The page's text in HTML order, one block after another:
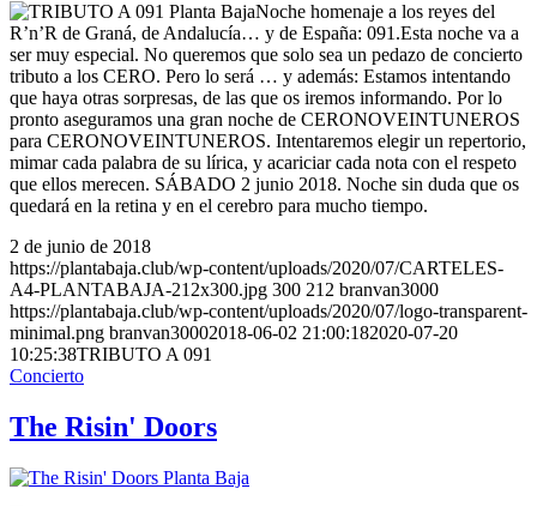
Noche homenaje a los reyes del
R’n’R de Graná, de Andalucía… y de España: 091.Esta noche va a
ser muy especial. No queremos que solo sea un pedazo de concierto
tributo a los CERO. Pero lo será … y además: Estamos intentando
que haya otras sorpresas, de las que os iremos informando. Por lo
pronto aseguramos una gran noche de CERONOVEINTUNEROS
para CERONOVEINTUNEROS. Intentaremos elegir un repertorio,
mimar cada palabra de su lírica, y acariciar cada nota con el respeto
que ellos merecen. SÁBADO 2 junio 2018. Noche sin duda que os
quedará en la retina y en el cerebro para mucho tiempo.
2 de junio de 2018
https://plantabaja.club/wp-content/uploads/2020/07/CARTELES-
A4-PLANTABAJA-212x300.jpg 300 212 branvan3000
https://plantabaja.club/wp-content/uploads/2020/07/logo-transparent-
minimal.png branvan30002018-06-02 21:00:182020-07-20
10:25:38TRIBUTO A 091
Concierto
The Risin' Doors